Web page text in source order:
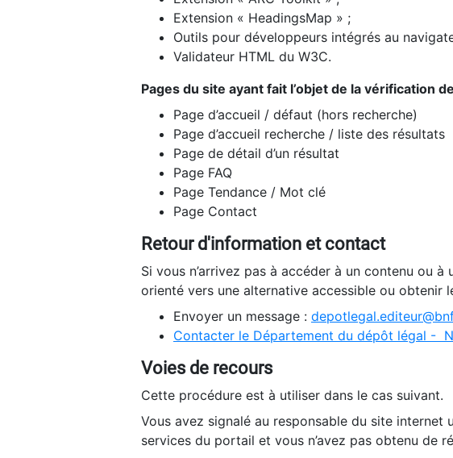
Extension « HeadingsMap » ;
Outils pour développeurs intégrés au
Validateur HTML du W3C.
Pages du site ayant fait l’objet de la vérification
Page d’accueil / défaut (hors recherche)
Page d’accueil recherche / liste des résultats
Page de détail d’un résultat
Page FAQ
Page Tendance / Mot clé
Page Contact
Retour d'information et contact
Si vous n’arrivez pas à accéder à un contenu ou
orienté vers une alternative accessible ou obtenir
Envoyer un message :
Contacter le Département du dépôt légal -
Voies de recours
Cette procédure est à utiliser dans le cas suivant.
Vous avez signalé au responsable du site internet
services du portail et vous n’avez pas obtenu de